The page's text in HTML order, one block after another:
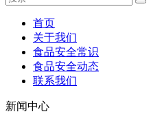
首页
关于我们
食品安全常识
食品安全动态
联系我们
新闻中心